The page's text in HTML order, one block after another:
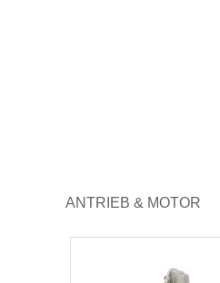
ANTRIEB & MOTOR